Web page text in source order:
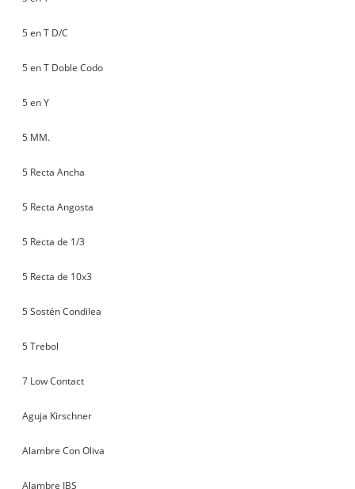
5 en T D/C
5 en T Doble Codo
5 en Y
5 MM.
5 Recta Ancha
5 Recta Angosta
5 Recta de 1/3
5 Recta de 10x3
5 Sostén Condilea
5 Trebol
7 Low Contact
Aguja Kirschner
Alambre Con Oliva
Alambre IBS